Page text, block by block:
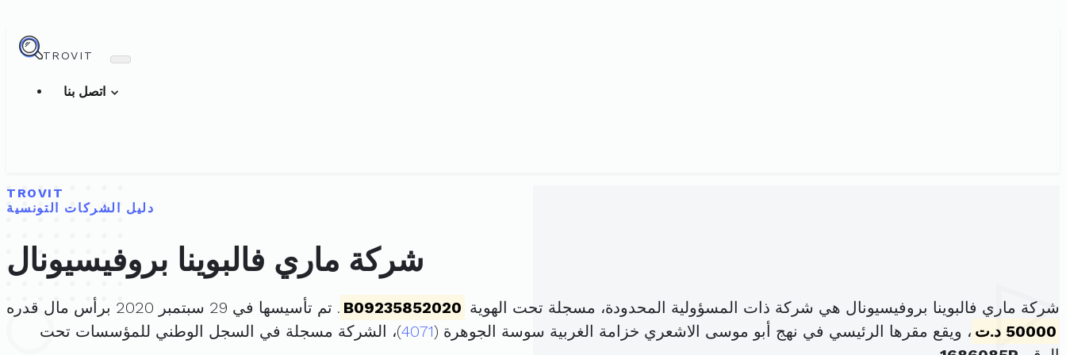
TROVIT
TROVIT
دليل الشركات التونسية
شركة ماري فالبوينا بروفيسيونال
شركة ماري فالبوينا بروفيسيونال هي شركة ذات المسؤولية المحدودة، مسجلة تحت الهوية B09235852020 . تم تأسيسها في 29 سبتمبر 2020 برأس مال قدره
50000 د.ت
، ويقع مقرها الرئيسي في نهج أبو موسى الاشعري خزامة الغربية سوسة الجوهرة (4071)، الشركة مسجلة في السجل الوطني للمؤسسات تحت